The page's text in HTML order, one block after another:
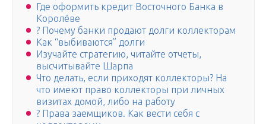
Где оформить кредит Восточного Банка в
Королёве
? Почему банки продают долги коллекторам
Как “выбиваются” долги
Изучайте стратегию, читайте отчеты,
высчитывайте Шарпа
Что делать, если приходят коллекторы? На
что имеют право коллекторы при личных
визитах домой, либо на работу
? Права заемщиков. Как вести себя с